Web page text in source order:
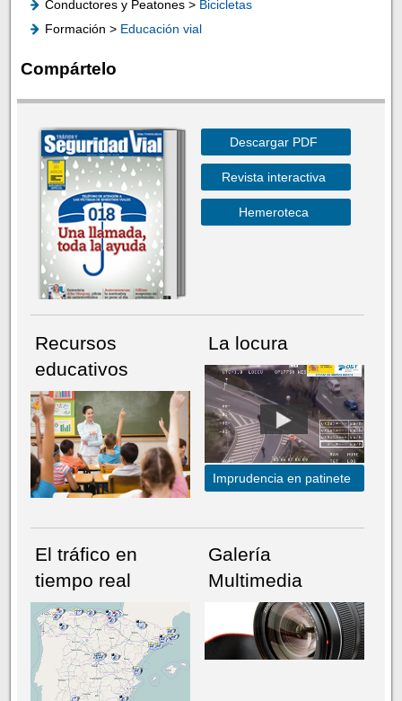
Conductores y Peatones > Bicicletas
Formación > Educación vial
Compártelo
NÚMERO ACTUALHEMEROTECA
Descargar PDF
Revista interactiva
Hemeroteca
Recursos
educativos
La locura
Imprudencia en patinete
El tráfico en
tiempo real
Galería
Multimedia